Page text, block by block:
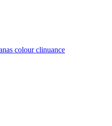
colour clinuance